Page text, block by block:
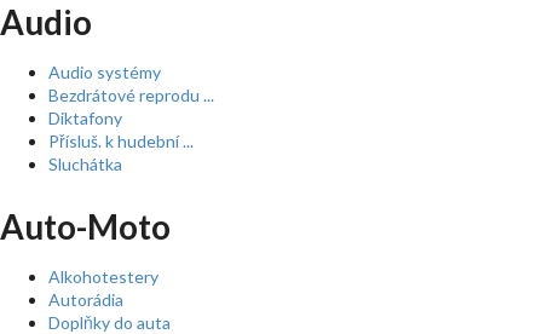
Audio
Audio systémy
Bezdrátové reprodu ...
Diktafony
Přísluš. k hudební ...
Sluchátka
Auto-Moto
Alkohotestery
Autorádia
Doplňky do auta